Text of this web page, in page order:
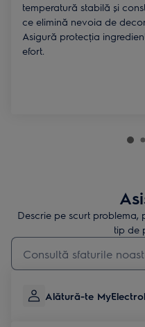
temperatură stabilă și
ce elimină nevoia de
Asigură protecția
efort.
Descrie pe scurt problema,
tip de
Type to search for support articles
Alătură-te